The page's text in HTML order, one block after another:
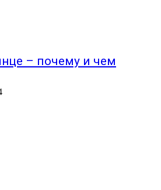
– почему и чем